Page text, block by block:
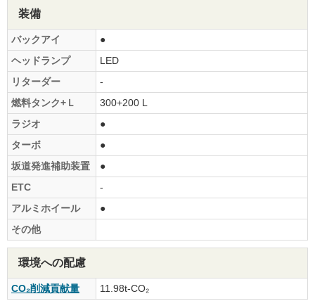
装備
バックアイ
●
ヘッドランプ
LED
リターダー
-
燃料タンク+Ｌ
300+200 L
ラジオ
●
ターボ
●
坂道発進補助装置
●
ETC
-
アルミホイール
●
その他
環境への配慮
CO₂削減貢献量 11.98t-CO₂